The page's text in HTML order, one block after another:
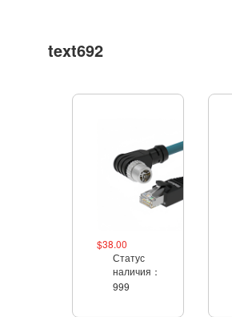
text692
$38.00
Статус
наличия：
999